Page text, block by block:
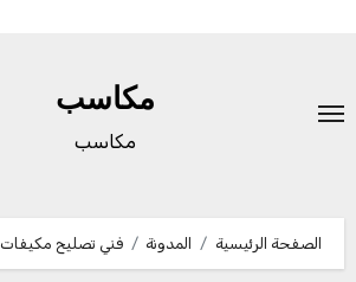
المحتوى
مكاسب
مكاسب
الصفحة الرئيسية المدونة فني تصليح مكيفات